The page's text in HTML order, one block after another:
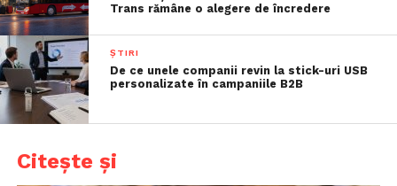
Trans rămâne o alegere de încredere
ȘTIRI
De ce unele companii revin la stick-uri USB
personalizate în campaniile B2B
Citește și